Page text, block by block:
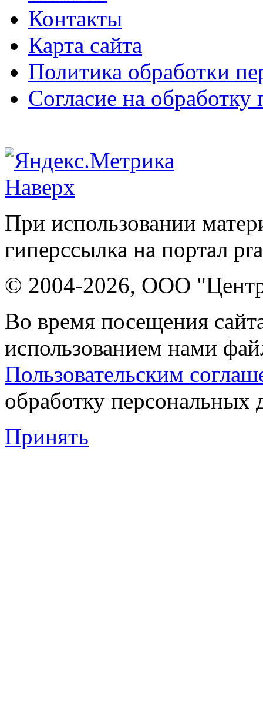
Контакты
Карта сайта
Политика обработки
Согласие на
Наверх
При использовании
гиперссылка на портал
© 2004-2026, ООО "Центр
Во время посещения
использованием нами
Пользовательским
обработку персональных
Принять